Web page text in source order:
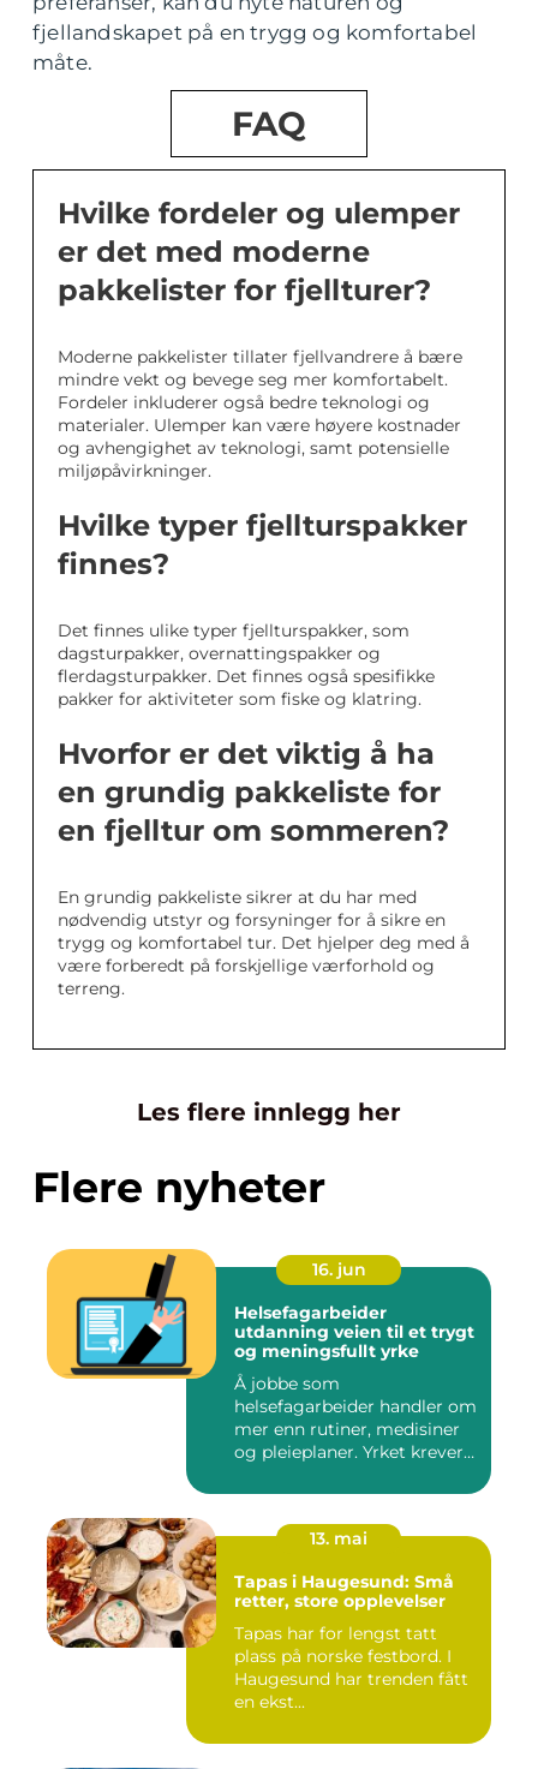
fjellandskapet på en trygg og komfortabel
måte.
FAQ
Hvilke fordeler og ulemper
er det med moderne
pakkelister for fjellturer?
Moderne pakkelister tillater fjellvandrere å bære
mindre vekt og bevege seg mer komfortabelt.
Fordeler inkluderer også bedre teknologi og
materialer. Ulemper kan være høyere kostnader
og avhengighet av teknologi, samt potensielle
miljøpåvirkninger.
Hvilke typer fjellturspakker
finnes?
Det finnes ulike typer fjellturspakker, som
dagsturpakker, overnattingspakker og
flerdagsturpakker. Det finnes også spesifikke
pakker for aktiviteter som fiske og klatring.
Hvorfor er det viktig å ha
en grundig pakkeliste for
en fjelltur om sommeren?
En grundig pakkeliste sikrer at du har med
nødvendig utstyr og forsyninger for å sikre en
trygg og komfortabel tur. Det hjelper deg med å
være forberedt på forskjellige værforhold og
terreng.
Les flere innlegg her
Flere nyheter
16. jun
Helsefagarbeider
utdanning veien til et trygt
og meningsfullt yrke
Å jobbe som
helsefagarbeider handler om
mer enn rutiner, medisiner
og pleieplaner. Yrket krever
13. mai
Tapas i Haugesund: Små
retter, store opplevelser
Tapas har for lengst tatt
plass på norske festbord. I
Haugesund har trenden fått
en ekst...